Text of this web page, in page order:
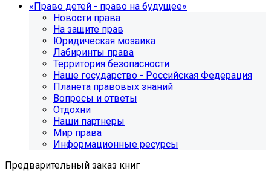
«Право детей - право на будущее»
Новости права
На защите прав
Юридическая мозаика
Лабиринты права
Территория безопасности
Наше государство - Российская Федерация
Планета правовых знаний
Вопросы и ответы
Отдохни
Наши партнеры
Мир права
Информационные ресурсы
Предварительный заказ книг